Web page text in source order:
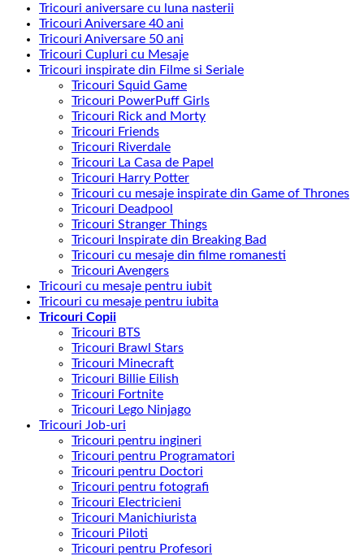
Tricouri aniversare cu luna nasterii
Tricouri Aniversare 40 ani
Tricouri Aniversare 50 ani
Tricouri Cupluri cu Mesaje
Tricouri inspirate din Filme si Seriale
Tricouri Squid Game
Tricouri PowerPuff Girls
Tricouri Rick and Morty
Tricouri Friends
Tricouri Riverdale
Tricouri La Casa de Papel
Tricouri Harry Potter
Tricouri cu mesaje inspirate din Game of Thrones
Tricouri Deadpool
Tricouri Stranger Things
Tricouri Inspirate din Breaking Bad
Tricouri cu mesaje din filme romanesti
Tricouri Avengers
Tricouri cu mesaje pentru iubit
Tricouri cu mesaje pentru iubita
Tricouri Copii
Tricouri BTS
Tricouri Brawl Stars
Tricouri Minecraft
Tricouri Billie Eilish
Tricouri Fortnite
Tricouri Lego Ninjago
Tricouri Job-uri
Tricouri pentru ingineri
Tricouri pentru Programatori
Tricouri pentru Doctori
Tricouri pentru fotografi
Tricouri Electricieni
Tricouri Manichiurista
Tricouri Piloti
Tricouri pentru Profesori